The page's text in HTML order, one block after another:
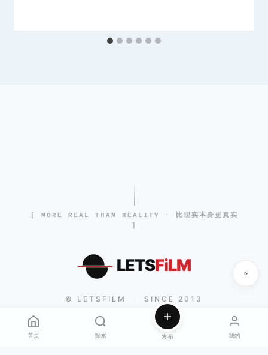
[ MORE REAL THAN REALITY · 比现实本身更真实
]
LETSFiLM
© LETSFILM SINCE 2013
首页 探索 发布 我的